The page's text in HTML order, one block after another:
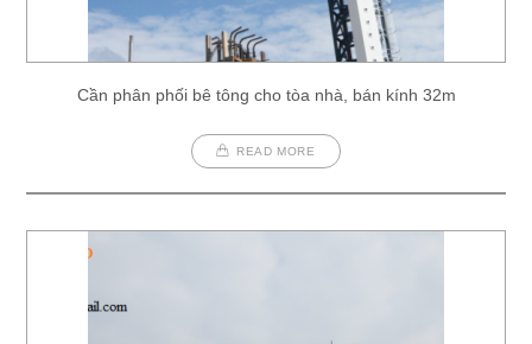
Cần phân phối bê tông cho tòa nhà, bán kính 32m
READ MORE